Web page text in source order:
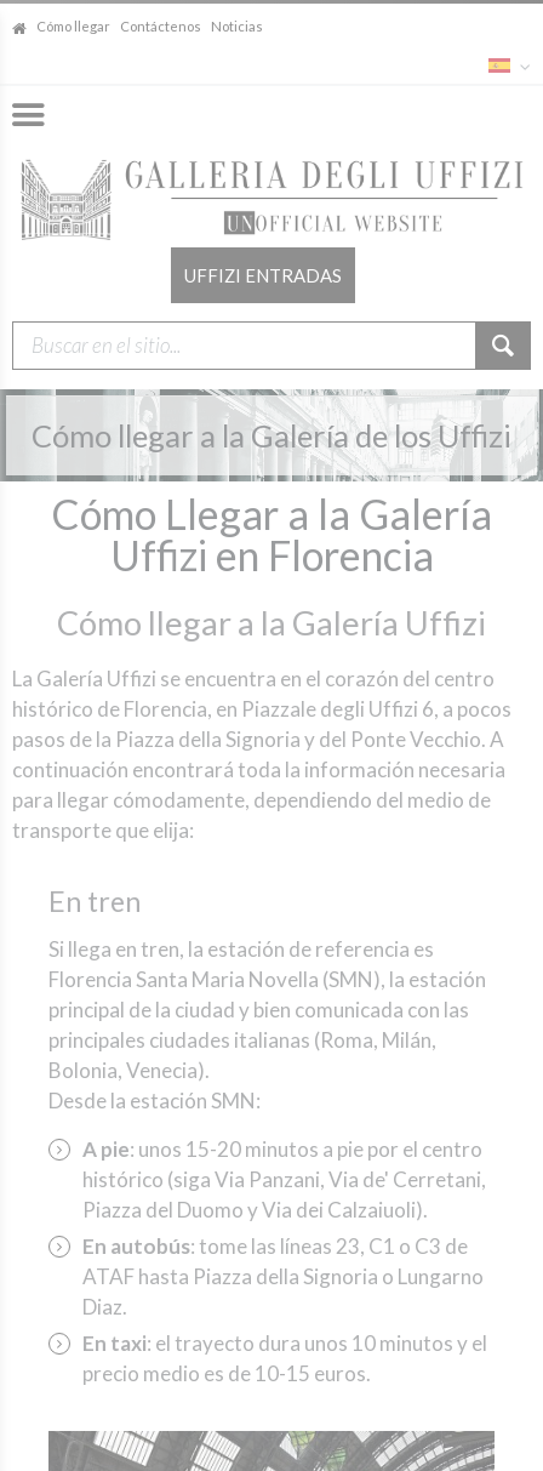
Cómo llegar Contáctenos Noticias
UFFIZI ENTRADAS
Cómo llegar a la Galería de los Uffizi
Cómo Llegar a la Galería
Uffizi en Florencia
Cómo llegar a la Galería Uffizi
La Galería Uffizi se encuentra en el corazón del centro
histórico de Florencia, en Piazzale degli Uffizi 6, a pocos
pasos de la Piazza della Signoria y del Ponte Vecchio. A
continuación encontrará toda la información necesaria
para llegar cómodamente, dependiendo del medio de
transporte que elija:
En tren
Si llega en tren, la estación de referencia es
Florencia Santa Maria Novella (SMN), la estación
principal de la ciudad y bien comunicada con las
principales ciudades italianas (Roma, Milán,
Bolonia, Venecia).
Desde la estación SMN:
A pie: unos 15-20 minutos a pie por el centro
histórico (siga Via Panzani, Via de' Cerretani,
Piazza del Duomo y Via dei Calzaiuoli).
En autobús: tome las líneas 23, C1 o C3 de
ATAF hasta Piazza della Signoria o Lungarno
Diaz.
En taxi: el trayecto dura unos 10 minutos y el
precio medio es de 10-15 euros.